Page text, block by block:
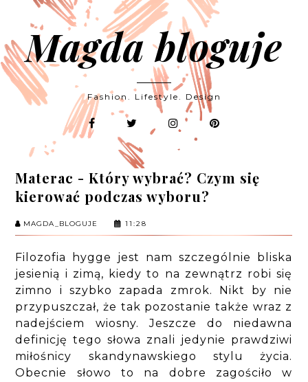
Magda bloguje
Fashion. Lifestyle. Design
Materac - Który wybrać? Czym się
kierować podczas wyboru?
MAGDA_BLOGUJE 11:28
Filozofia hygge jest nam szczególnie bliska
jesienią i zimą, kiedy to na zewnątrz robi się
zimno i szybko zapada zmrok. Nikt by nie
przypuszczał, że tak pozostanie także wraz z
nadejściem wiosny. Jeszcze do niedawna
definicję tego słowa znali jedynie prawdziwi
miłośnicy skandynawskiego stylu życia.
Obecnie słowo to na dobre zagościło w